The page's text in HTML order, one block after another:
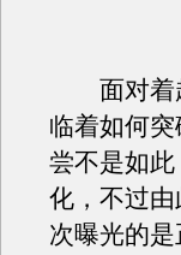
面对着越
临着如何
尝不是如
化，不过
次曝光的